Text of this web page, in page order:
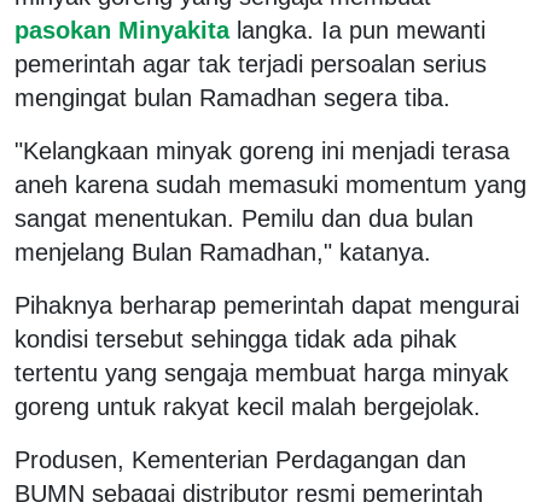
pasokan Minyakita langka. Ia pun mewanti
pemerintah agar tak terjadi persoalan serius
mengingat bulan Ramadhan segera tiba.
"Kelangkaan minyak goreng ini menjadi terasa
aneh karena sudah memasuki momentum yang
sangat menentukan. Pemilu dan dua bulan
menjelang Bulan Ramadhan," katanya.
Pihaknya berharap pemerintah dapat mengurai
kondisi tersebut sehingga tidak ada pihak
tertentu yang sengaja membuat harga minyak
goreng untuk rakyat kecil malah bergejolak.
Produsen, Kementerian Perdagangan dan
BUMN sebagai distributor resmi pemerintah